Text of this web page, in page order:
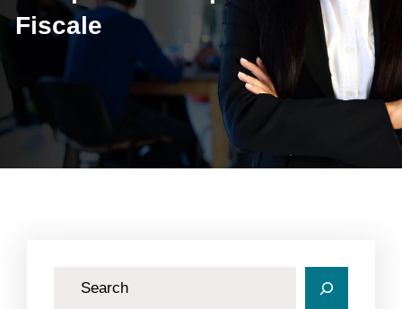
Fiscale